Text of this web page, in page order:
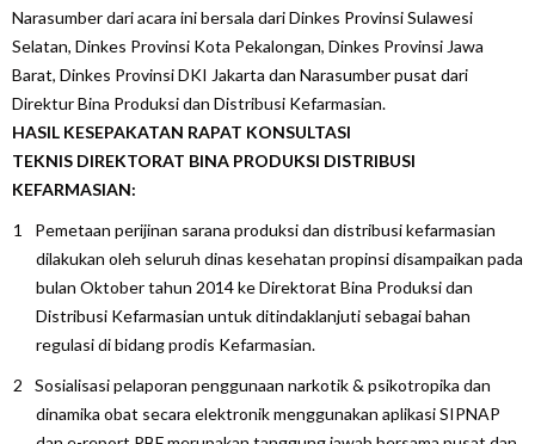
Narasumber dari acara ini bersala dari Dinkes Provinsi Sulawesi
Selatan, Dinkes Provinsi Kota Pekalongan, Dinkes Provinsi Jawa
Barat, Dinkes Provinsi DKI Jakarta dan Narasumber pusat dari
Direktur Bina Produksi dan Distribusi Kefarmasian.
HASIL KESEPAKATAN RAPAT KONSULTASI
TEKNIS DIREKTORAT BINA PRODUKSI DISTRIBUSI
KEFARMASIAN:
Pemetaan perijinan sarana produksi dan distribusi kefarmasian
dilakukan oleh seluruh dinas kesehatan propinsi disampaikan pada
bulan Oktober tahun 2014 ke Direktorat Bina Produksi dan
Distribusi Kefarmasian untuk ditindaklanjuti sebagai bahan
regulasi di bidang prodis Kefarmasian.
Sosialisasi pelaporan penggunaan narkotik & psikotropika dan
dinamika obat secara elektronik menggunakan aplikasi SIPNAP